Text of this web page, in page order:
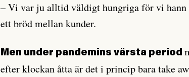
– Vi var ju alltid väldigt hungriga för vi hann
ett bröd mellan kunder.
Men under pandemins värsta period
efter klockan åtta är det i princip bara take